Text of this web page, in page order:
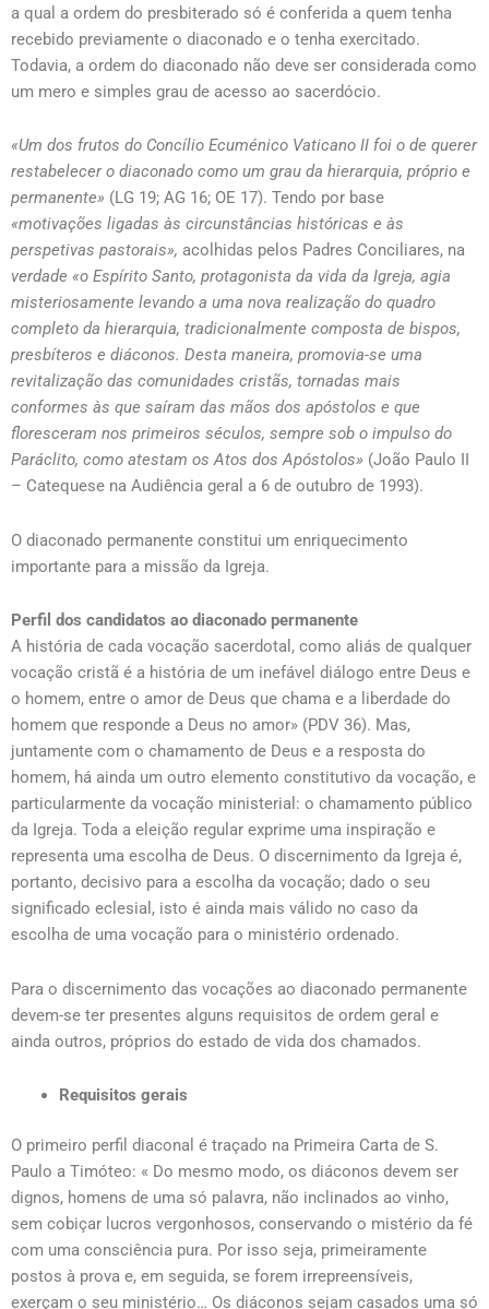
a qual a ordem do presbiterado só é conferida a quem tenha
recebido previamente o diaconado e o tenha exercitado.
Todavia, a ordem do diaconado não deve ser considerada como
um mero e simples grau de acesso ao sacerdócio.
«Um dos frutos do Concílio Ecuménico Vaticano II foi o de querer
restabelecer o diaconado como um grau da hierarquia, próprio e
permanente» (LG 19; AG 16; OE 17). Tendo por base
«motivações ligadas às circunstâncias históricas e às
perspetivas pastorais», acolhidas pelos Padres Conciliares, na
verdade «o Espírito Santo, protagonista da vida da Igreja, agia
misteriosamente levando a uma nova realização do quadro
completo da hierarquia, tradicionalmente composta de bispos,
presbíteros e diáconos. Desta maneira, promovia-se uma
revitalização das comunidades cristãs, tornadas mais
conformes às que saíram das mãos dos apóstolos e que
floresceram nos primeiros séculos, sempre sob o impulso do
Paráclito, como atestam os Atos dos Apóstolos» (João Paulo II
– Catequese na Audiência geral a 6 de outubro de 1993).
O diaconado permanente constitui um enriquecimento
importante para a missão da Igreja.
Perfil dos candidatos ao diaconado permanente
A história de cada vocação sacerdotal, como aliás de qualquer
vocação cristã é a história de um inefável diálogo entre Deus e
o homem, entre o amor de Deus que chama e a liberdade do
homem que responde a Deus no amor» (PDV 36). Mas,
juntamente com o chamamento de Deus e a resposta do
homem, há ainda um outro elemento constitutivo da vocação, e
particularmente da vocação ministerial: o chamamento público
da Igreja. Toda a eleição regular exprime uma inspiração e
representa uma escolha de Deus. O discernimento da Igreja é,
portanto, decisivo para a escolha da vocação; dado o seu
significado eclesial, isto é ainda mais válido no caso da
escolha de uma vocação para o ministério ordenado.
Para o discernimento das vocações ao diaconado permanente
devem-se ter presentes alguns requisitos de ordem geral e
ainda outros, próprios do estado de vida dos chamados.
Requisitos gerais
O primeiro perfil diaconal é traçado na Primeira Carta de S.
Paulo a Timóteo: « Do mesmo modo, os diáconos devem ser
dignos, homens de uma só palavra, não inclinados ao vinho,
sem cobiçar lucros vergonhosos, conservando o mistério da fé
com uma consciência pura. Por isso seja, primeiramente
postos à prova e, em seguida, se forem irrepreensíveis,
exerçam o seu ministério… Os diáconos sejam casados uma só